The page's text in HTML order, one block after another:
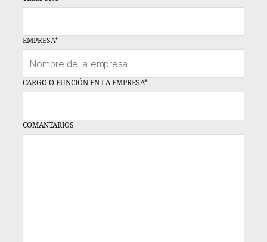
EMPRESA*
CARGO O FUNCIÓN EN LA EMPRESA*
COMANTARIOS